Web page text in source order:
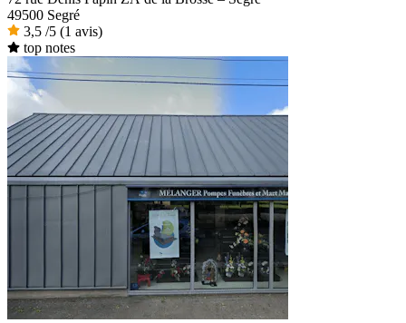
49500 Segré
3,5 /5 (1 avis)
top notes